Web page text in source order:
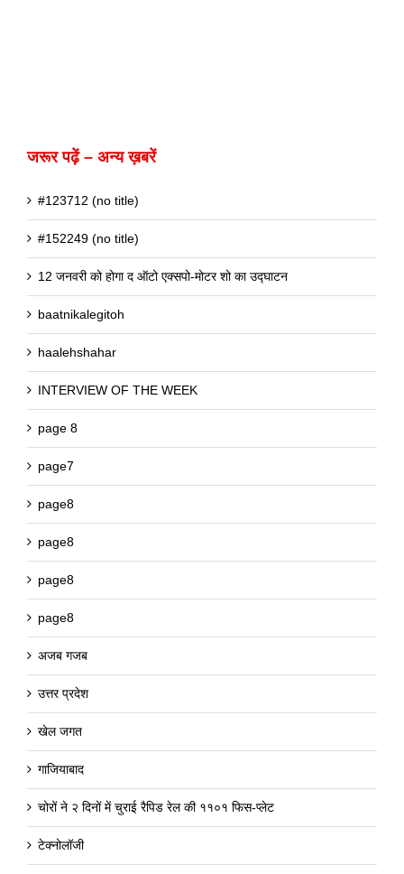
जरूर पढ़ें – अन्य ख़बरें
#123712 (no title)
#152249 (no title)
12 जनवरी को होगा द ऑटो एक्सपो-मोटर शो का उद्घाटन
baatnikalegitoh
haalehshahar
INTERVIEW OF THE WEEK
page 8
page7
page8
page8
page8
page8
अजब गजब
उत्तर प्रदेश
खेल जगत
गाजियाबाद
चोरों ने २ दिनों में चुराई रैपिड रेल की ११०१ फिस-प्लेट
टेक्नोलॉजी